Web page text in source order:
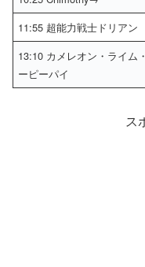
11:55 超能力戦士ドリアン
13:10 カメレオン・ライム
ーピーパイ
ス